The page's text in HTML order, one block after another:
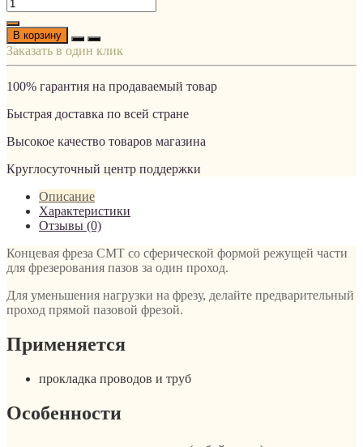
В корзину
Заказать в один клик
100% гарантия на продаваемый товар
Быстрая доставка по всей стране
Высокое качество товаров магазина
Круглосуточный центр поддержки
Описание
Характеристики
Отзывы (0)
Концевая фреза СМТ со сферической формой режущей части
для фрезерования пазов за один проход.
Для уменьшения нагрузки на фрезу, делайте предварительный
проход прямой пазовой фрезой.
Применяется
прокладка проводов и труб
Особенности